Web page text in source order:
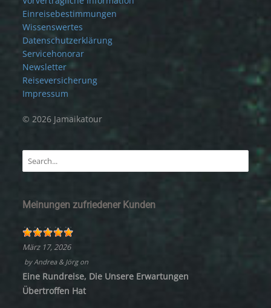
Einreisebestimmungen
Wissenswertes
Datenschutzerklärung
Servicehonorar
Newsletter
Reiseversicherung
Impressum
© 2026 Jamaikatour
Meinungen zufriedener Kunden
März 17, 2026
by Andrea & Jörgon
Eine Rundreise, Die Unsere Erwartungen
Übertroffen Hat